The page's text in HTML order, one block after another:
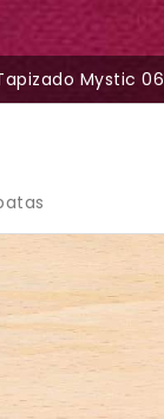
Mystic 06